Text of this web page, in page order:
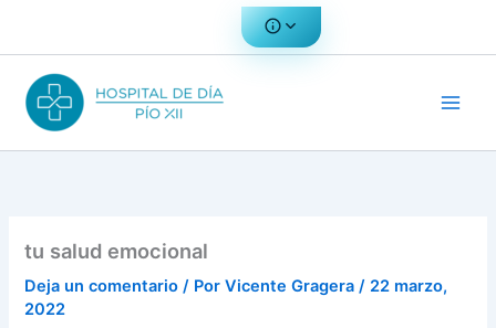
tu salud emocional
Deja un comentario / PorVicente Gragera/ 22 marzo,
2022